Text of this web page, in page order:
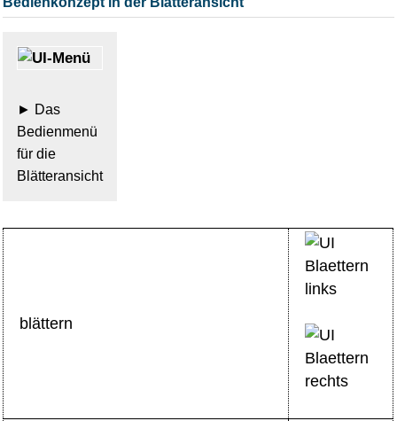
Das
Bedienmenü
für die
Blätteransicht
blättern